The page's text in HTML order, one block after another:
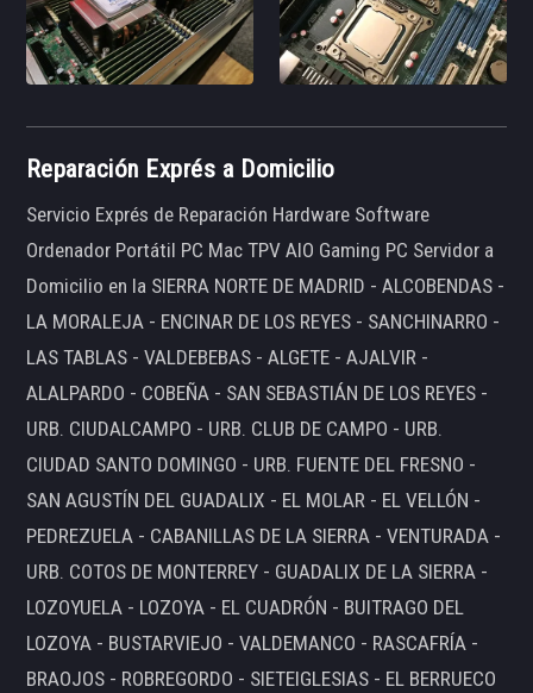
Reparación Exprés a Domicilio
Servicio Exprés de Reparación Hardware Software
Ordenador Portátil PC Mac TPV AIO Gaming PC Servidor a
Domicilio en la SIERRA NORTE DE MADRID - ALCOBENDAS -
LA MORALEJA - ENCINAR DE LOS REYES - SANCHINARRO -
LAS TABLAS - VALDEBEBAS - ALGETE - AJALVIR -
ALALPARDO - COBEÑA - SAN SEBASTIÁN DE LOS REYES -
URB. CIUDALCAMPO - URB. CLUB DE CAMPO - URB.
CIUDAD SANTO DOMINGO - URB. FUENTE DEL FRESNO -
SAN AGUSTÍN DEL GUADALIX - EL MOLAR - EL VELLÓN -
PEDREZUELA - CABANILLAS DE LA SIERRA - VENTURADA -
URB. COTOS DE MONTERREY - GUADALIX DE LA SIERRA -
LOZOYUELA - LOZOYA - EL CUADRÓN - BUITRAGO DEL
LOZOYA - BUSTARVIEJO - VALDEMANCO - RASCAFRÍA -
BRAOJOS - ROBREGORDO - SIETEIGLESIAS - EL BERRUECO